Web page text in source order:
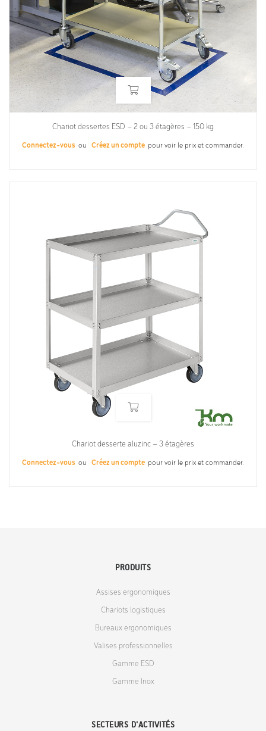
Chariot dessertes ESD – 2 ou 3 étagères – 150 kg
Connectez-vous ou Créez un compte pour voir le prix et commander.
Chariot desserte aluzinc – 3 étagères
Connectez-vous ou Créez un compte pour voir le prix et commander.
PRODUITS
Assises ergonomiques
Chariots logistiques
Bureaux ergonomiques
Valises professionnelles
Gamme ESD
Gamme Inox
SECTEURS D'ACTIVITÉS